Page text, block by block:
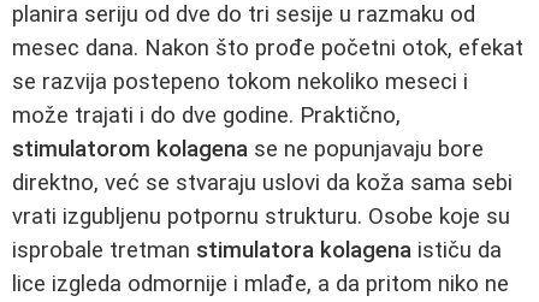
planira seriju od dve do tri sesije u razmaku od
mesec dana. Nakon što prođe početni otok, efekat
se razvija postepeno tokom nekoliko meseci i
može trajati i do dve godine. Praktično,
stimulatorom kolagena se ne popunjavaju bore
direktno, već se stvaraju uslovi da koža sama sebi
vrati izgubljenu potpornu strukturu. Osobe koje su
isprobale tretman stimulatora kolagena ističu da
lice izgleda odmornije i mlađe, a da pritom niko ne